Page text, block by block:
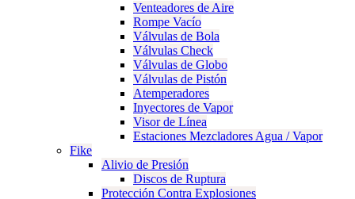
Venteadores de Aire
Rompe Vacío
Válvulas de Bola
Válvulas Check
Válvulas de Globo
Válvulas de Pistón
Atemperadores
Inyectores de Vapor
Visor de Línea
Estaciones Mezcladores Agua / Vapor
Fike
Alivio de Presión
Discos de Ruptura
Protección Contra Explosiones